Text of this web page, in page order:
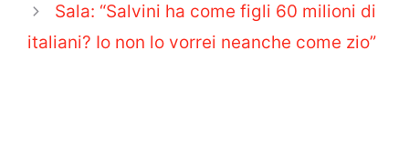
Sala: “Salvini ha come figli 60 milioni di
italiani? Io non lo vorrei neanche come zio”